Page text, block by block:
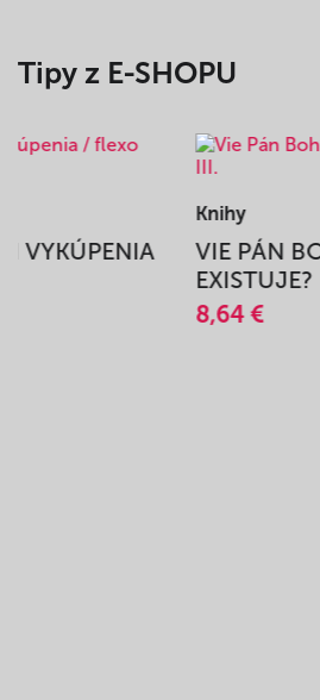
Tipy z E-SHOPU
VYKÚPENIA
Knihy
VIE PÁN
8,64 €